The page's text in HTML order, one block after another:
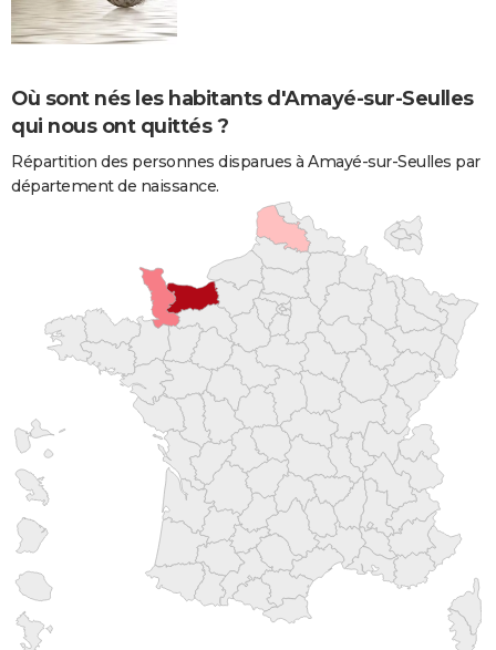
Où sont nés les habitants d'Amayé-sur-Seulles
qui nous ont quittés ?
Répartition des personnes disparues à Amayé-sur-Seulles par
département de naissance.